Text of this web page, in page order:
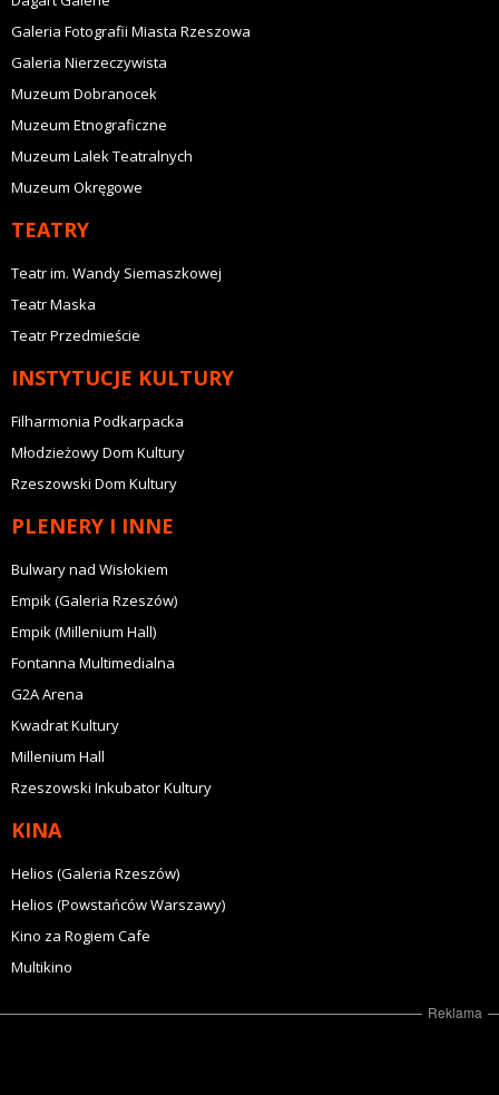
Galeria Fotografii Miasta Rzeszowa
Galeria Nierzeczywista
Muzeum Dobranocek
Muzeum Etnograficzne
Muzeum Lalek Teatralnych
Muzeum Okręgowe
TEATRY
Teatr im. Wandy Siemaszkowej
Teatr Maska
Teatr Przedmieście
INSTYTUCJE KULTURY
Filharmonia Podkarpacka
Młodzieżowy Dom Kultury
Rzeszowski Dom Kultury
PLENERY I INNE
Bulwary nad Wisłokiem
Empik (Galeria Rzeszów)
Empik (Millenium Hall)
Fontanna Multimedialna
G2A Arena
Kwadrat Kultury
Millenium Hall
Rzeszowski Inkubator Kultury
KINA
Helios (Galeria Rzeszów)
Helios (Powstańców Warszawy)
Kino za Rogiem Cafe
Multikino
Reklama